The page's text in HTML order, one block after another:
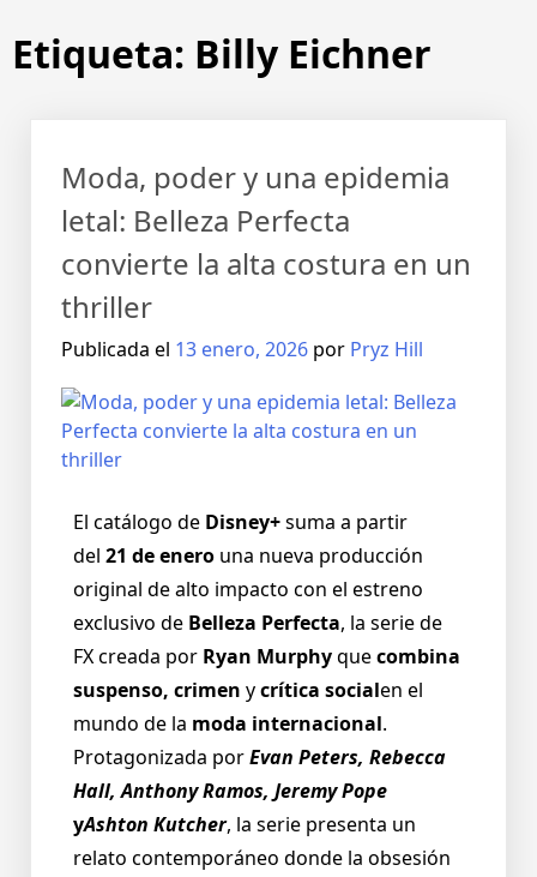
Etiqueta: Billy Eichner
Moda, poder y una epidemia
letal: Belleza Perfecta
convierte la alta costura en un
thriller
Publicada el 13 enero, 2026 por Pryz Hill
El catálogo de Disney+suma a partir
del 21 de enero una nueva producción
original de alto impacto con el estreno
exclusivo de Belleza Perfecta, la serie de
FX creada por Ryan Murphyquecombina
suspenso, crimen ycrítica socialen el
mundo de la moda internacional.
Protagonizada porEvan Peters, Rebecca
Hall, Anthony Ramos, Jeremy Pope
yAshton Kutcher, la serie presenta un
relato contemporáneo donde la obsesión